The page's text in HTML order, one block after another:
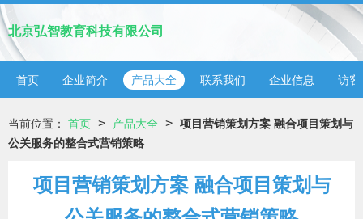
北京弘智教育科技有限公司
首页 企业简介 产品大全 联系我们 企业信息 访客
当前位置： 首页 > 产品大全 > 项目营销策划方案 融合项目策划与
公关服务的整合式营销策略
项目营销策划方案 融合项目策划与